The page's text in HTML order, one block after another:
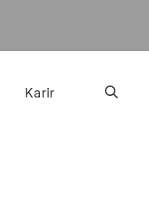
Karir